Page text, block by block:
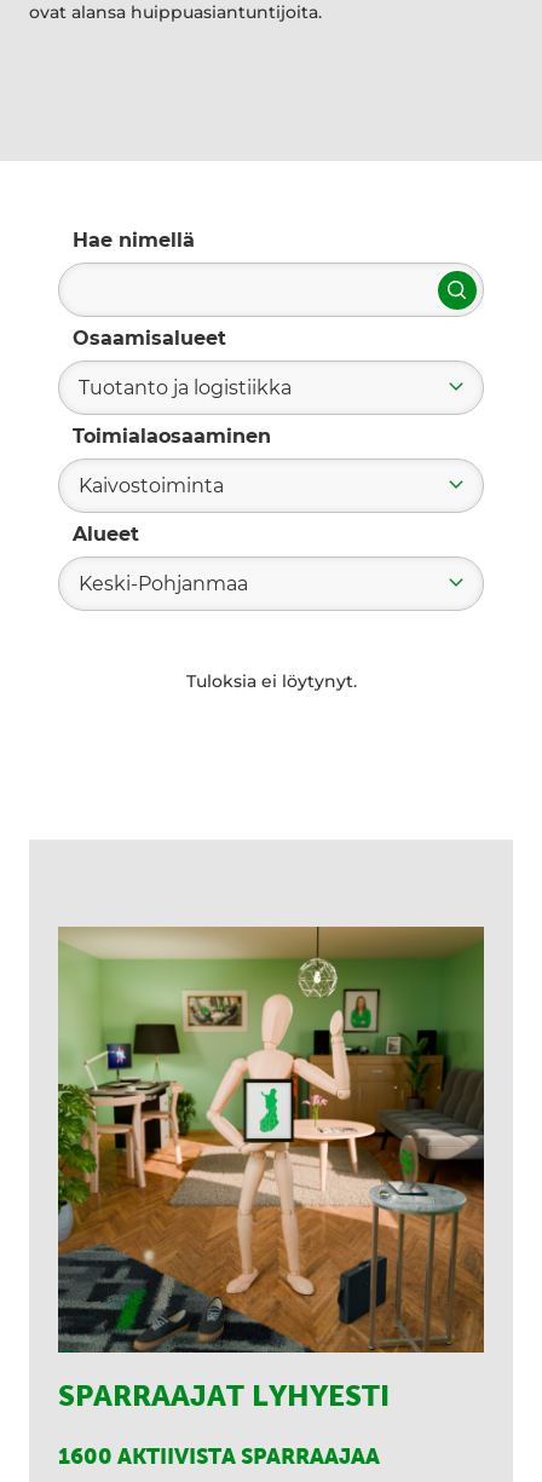
ovat alansa huippuasiantuntijoita.
Hae nimellä
Hae
Osaamisalueet
Tuotanto ja logistiikka
Toimialaosaaminen
Kaivostoiminta
Alueet
Keski-Pohjanmaa
Tuloksia ei löytynyt.
SPARRAAJAT LYHYESTI
1600 AKTIIVISTA SPARRAAJAA